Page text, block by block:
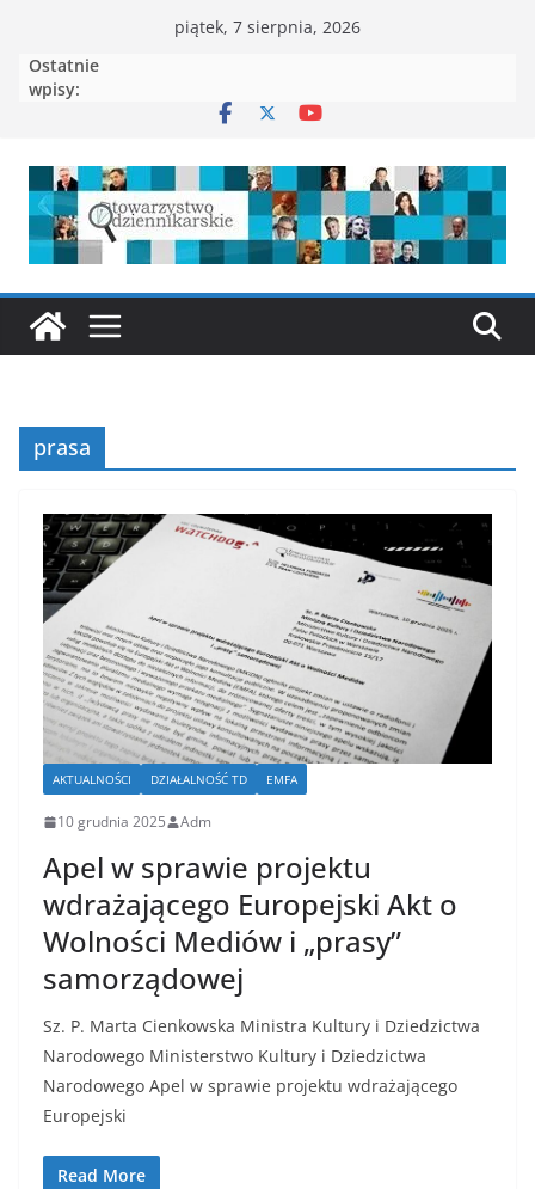
treści
piątek, 7 sierpnia, 2026
Ostatnie
wpisy:
prasa
AKTUALNOŚCI DZIAŁALNOŚĆ TD EMFA
10 grudnia 2025 Adm
Apel w sprawie projektu
wdrażającego Europejski Akt o
Wolności Mediów i „prasy”
samorządowej
Sz. P. Marta Cienkowska Ministra Kultury i Dziedzictwa
Narodowego Ministerstwo Kultury i Dziedzictwa
Narodowego Apel w sprawie projektu wdrażającego
Europejski
Read More